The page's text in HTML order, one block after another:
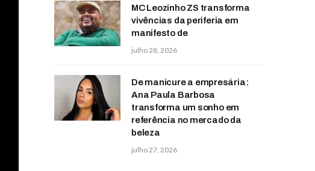
MC Leozinho ZS transforma
vivências da periferia em
manifesto de
julho 28, 2026
De manicure a empresária:
Ana Paula Barbosa
transforma um sonho em
referência no mercado da
beleza
julho 27, 2026